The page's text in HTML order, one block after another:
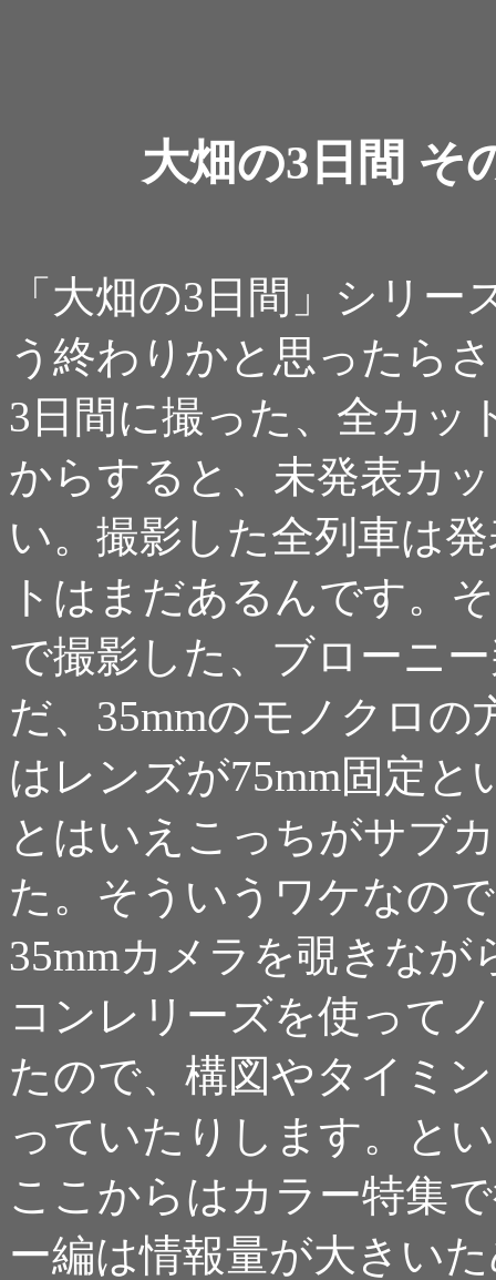
大畑の3日間 そ
「大畑の3日間」シリ
う終わりかと思ったら
3日間に撮った、全カッ
からすると、未発表カ
い。撮影した全列車は
トはまだあるんです。
で撮影した、ブローニ
だ、35mmのモノクロ
はレンズが75mm固定
とはいえこっちがサブ
た。そういうワケなの
35mmカメラを覗きな
コンレリーズを使って
たので、構図やタイミ
っていたりします。と
ここからはカラー特集
ー編は情報量が大きい